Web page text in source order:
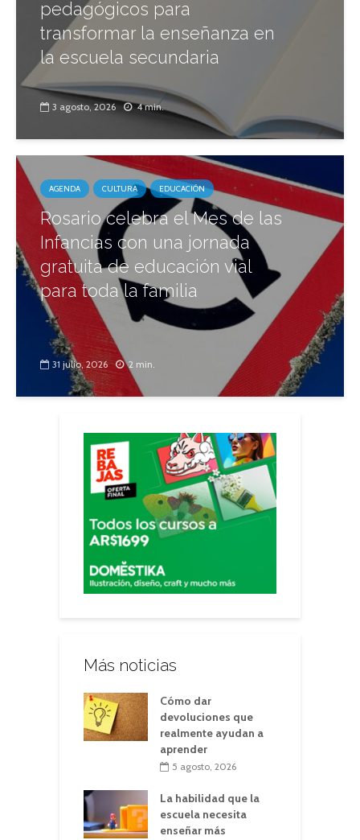
pedagógicos para
transformar la enseñanza en
la escuela secundaria
3 agosto, 2026 4 min.
AGENDA CULTURA EDUCACIÓN
Rosario celebra el Mes de las
Infancias con una jornada
gratuita de educación vial
para toda la familia
31 julio, 2026 2 min.
Más noticias
Cómo dar
devoluciones que
realmente ayudan a
aprender
5 agosto, 2026
La habilidad que la
escuela necesita
enseñar más